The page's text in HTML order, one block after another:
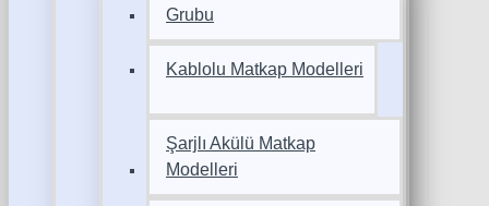
Grubu
Kablolu Matkap Modelleri
Şarjlı Akülü Matkap
Modelleri